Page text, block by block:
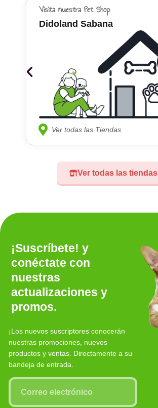
Ver todas las tiendas
Visita nuestra Pet Shop
Didoland Sabana
Ver todas las Tiendas
¡Suscríbete! y
conéctate con
nuestras
actualizaciones y
promos.
¡Los nuevos suscriptores conocerán
nuestras promociones, nuevos
productos y ventas. Directamente a su
bandeja de entrada.